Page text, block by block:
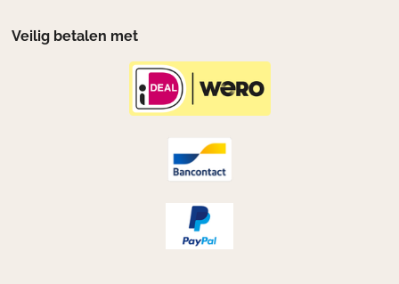
Veilig betalen met